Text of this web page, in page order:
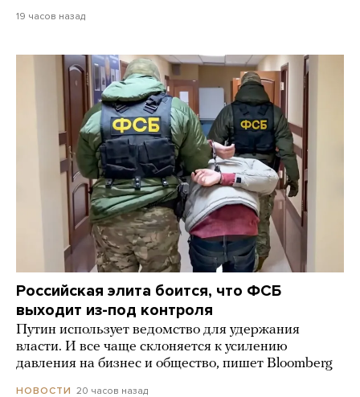
19 часов назад
Российская элита боится, что ФСБ
выходит из-под контроля
Путин использует ведомство для удержания
власти. И все чаще склоняется к усилению
давления на бизнес и общество, пишет Bloomberg
НОВОСТИ 20 часов назад